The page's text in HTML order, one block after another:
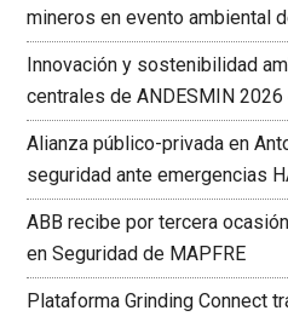
mineros en evento ambiental
Innovación y sostenibilidad
centrales de ANDESMIN 2026
Alianza público-privada en
seguridad ante emergencias
ABB recibe por tercera
en Seguridad de MAPFRE
Plataforma Grinding Connect